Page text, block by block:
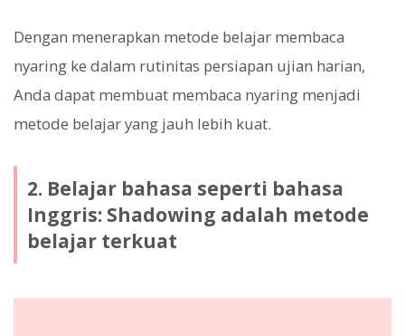
Dengan menerapkan metode belajar membaca
nyaring ke dalam rutinitas persiapan ujian harian,
Anda dapat membuat membaca nyaring menjadi
metode belajar yang jauh lebih kuat.
2. Belajar bahasa seperti bahasa
Inggris: Shadowing adalah metode
belajar terkuat